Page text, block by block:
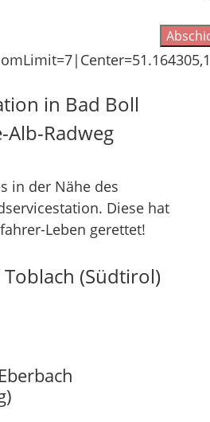
in Bad Boll
Alb-Radweg
in der Nähe des
Diese hat
Leben gerettet!
(Südtirol)